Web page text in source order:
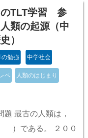
TLT学習 参
類の起源（中
）
の勉強 中学社会
ペ 人類のはじまり
題 最古の人類は，
である。 ２００